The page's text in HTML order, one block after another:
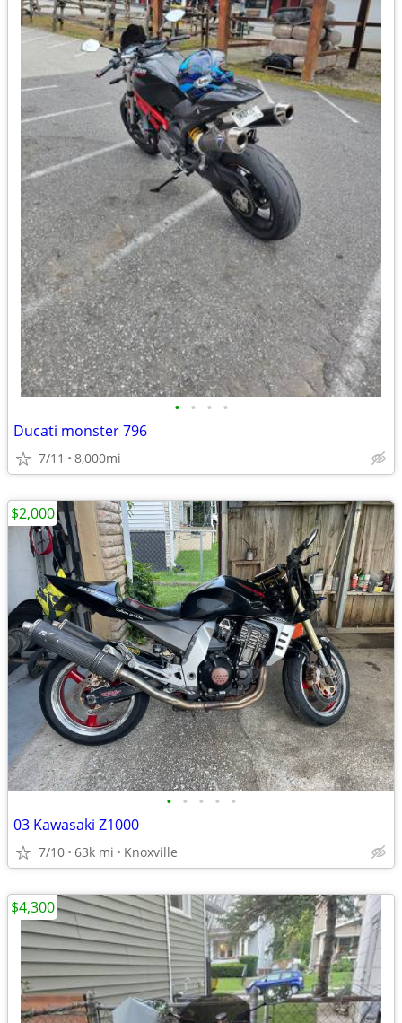
• • • •
Ducati monster 796
7/11 8,000mi
• • • • •
03 Kawasaki Z1000
7/10 63k mi Knoxville
$2,000
$4,300